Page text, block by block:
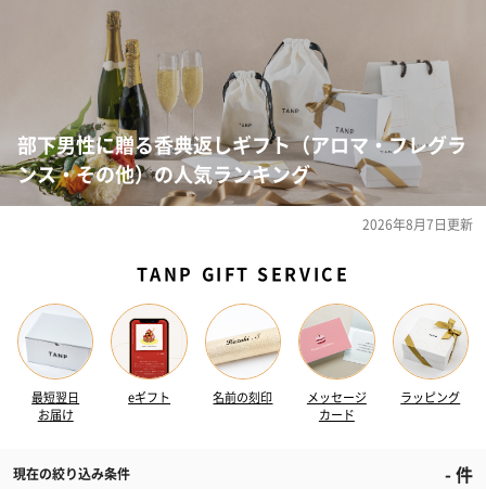
部下男性に贈る香典返しギフト（アロマ・フレグラ
ンス・その他）の人気ランキング
2026年8月7日更新
TANP GIFT SERVICE
最短翌日
お届け
eギフト 名前の刻印
メッセージ
カード
ラッピング
現在の絞り込み条件 -件